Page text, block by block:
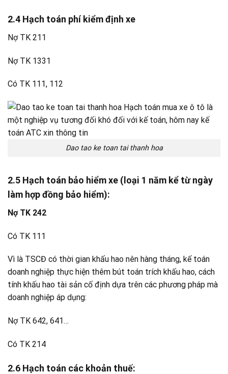
2.4 Hạch toán phí kiểm định xe
Nợ TK 211
Nợ TK 1331
Có TK 111, 112
Dao tao ke toan tai thanh hoa
2.5 Hạch toán bảo hiểm xe (loại 1 năm kể từ ngày
làm hợp đồng bảo hiểm):
Nợ TK 242
Có TK 111
Vì là TSCĐ có thời gian khấu hao nên hàng tháng, kế toán
doanh nghiệp thực hiện thêm bút toán trích khấu hao, cách
tính khấu hao tài sản cố định dựa trên các phương pháp mà
doanh nghiệp áp dụng:
Nợ TK 642, 641…
Có TK 214
2.6 Hạch toán các khoản thuế: